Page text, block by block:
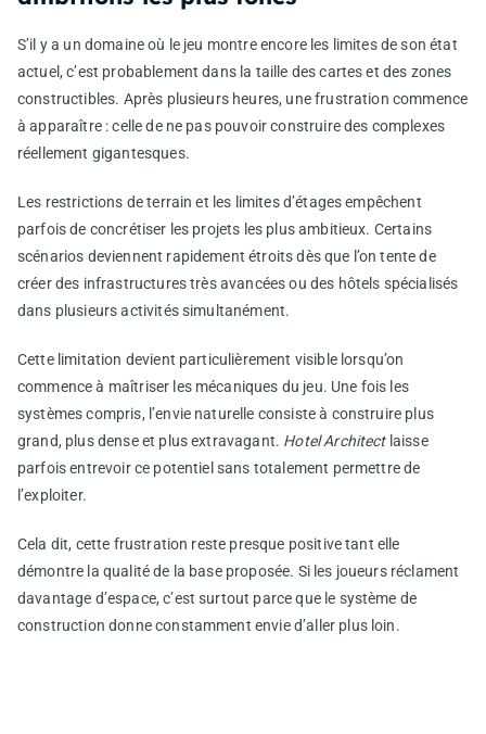
S’il y a un domaine où le jeu montre encore les limites de son état
actuel, c’est probablement dans la taille des cartes et des zones
constructibles. Après plusieurs heures, une frustration commence
à apparaître : celle de ne pas pouvoir construire des complexes
réellement gigantesques.
Les restrictions de terrain et les limites d’étages empêchent
parfois de concrétiser les projets les plus ambitieux. Certains
scénarios deviennent rapidement étroits dès que l’on tente de
créer des infrastructures très avancées ou des hôtels spécialisés
dans plusieurs activités simultanément.
Cette limitation devient particulièrement visible lorsqu’on
commence à maîtriser les mécaniques du jeu. Une fois les
systèmes compris, l’envie naturelle consiste à construire plus
grand, plus dense et plus extravagant. Hotel Architectlaisse
parfois entrevoir ce potentiel sans totalement permettre de
l’exploiter.
Cela dit, cette frustration reste presque positive tant elle
démontre la qualité de la base proposée. Si les joueurs réclament
davantage d’espace, c’est surtout parce que le système de
construction donne constamment envie d’aller plus loin.